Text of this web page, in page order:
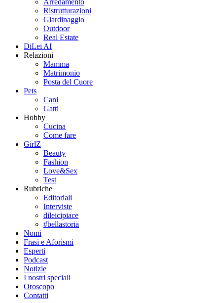
Ristrutturazioni
Giardinaggio
Outdoor
Real Estate
DiLei AI
Relazioni
Mamma
Matrimonio
Posta del Cuore
Pets
Cani
Gatti
Hobby
Cucina
Come fare
GirlZ
Beauty
Fashion
Love&Sex
Test
Rubriche
Editoriali
Interviste
dileicipiace
#bellastoria
Nomi
Frasi e Aforismi
Esperti
Podcast
Notizie
I nostri speciali
Oroscopo
Contatti